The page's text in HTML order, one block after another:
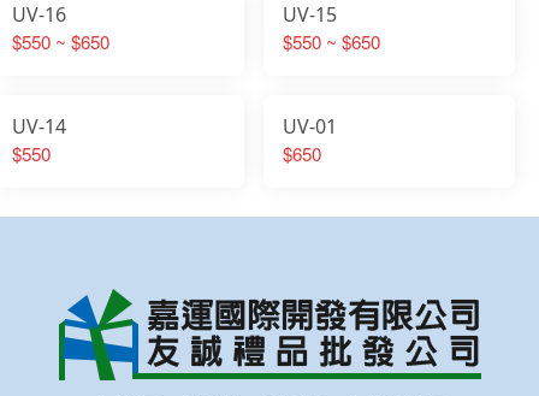
UV-16
$550 ~ $650
UV-15
$550 ~ $650
UV-14
$550
UV-01
$650